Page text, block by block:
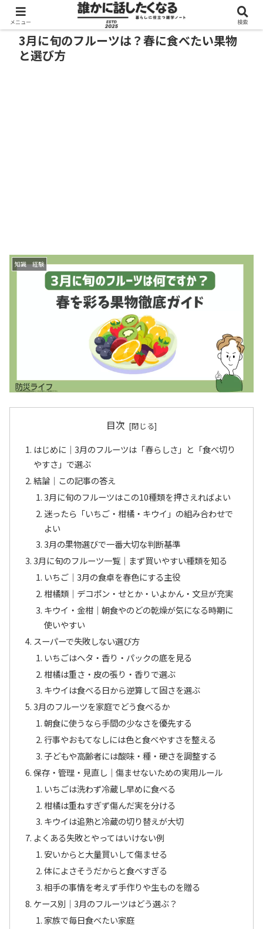
3月に旬のフルーツは？春に食べたい果物
と選び方
知識 経験
目次
はじめに｜3月のフルーツは「春らしさ」と「食べ切り
やすさ」で選ぶ
結論｜この記事の答え
3月に旬のフルーツはこの10種類を押さえればよい
迷ったら「いちご・柑橘・キウイ」の組み合わせで
よい
3月の果物選びで一番大切な判断基準
3月に旬のフルーツ一覧｜まず買いやすい種類を知る
いちご｜3月の食卓を春色にする主役
柑橘類｜デコポン・せとか・いよかん・文旦が充実
キウイ・金柑｜朝食やのどの乾燥が気になる時期に
使いやすい
スーパーで失敗しない選び方
いちごはヘタ・香り・パックの底を見る
柑橘は重さ・皮の張り・香りで選ぶ
キウイは食べる日から逆算して固さを選ぶ
3月のフルーツを家庭でどう食べるか
朝食に使うなら手間の少なさを優先する
行事やおもてなしには色と食べやすさを整える
子どもや高齢者には酸味・種・硬さを調整する
保存・管理・見直し｜傷ませないための実用ルール
いちごは洗わず冷蔵し早めに食べる
柑橘は重ねすぎず傷んだ実を分ける
キウイは追熟と冷蔵の切り替えが大切
よくある失敗とやってはいけない例
安いからと大量買いして傷ませる
体によさそうだからと食べすぎる
相手の事情を考えず手作りや生ものを贈る
ケース別｜3月のフルーツはどう選ぶ？
家族で毎日食べたい家庭
メニュー 検索